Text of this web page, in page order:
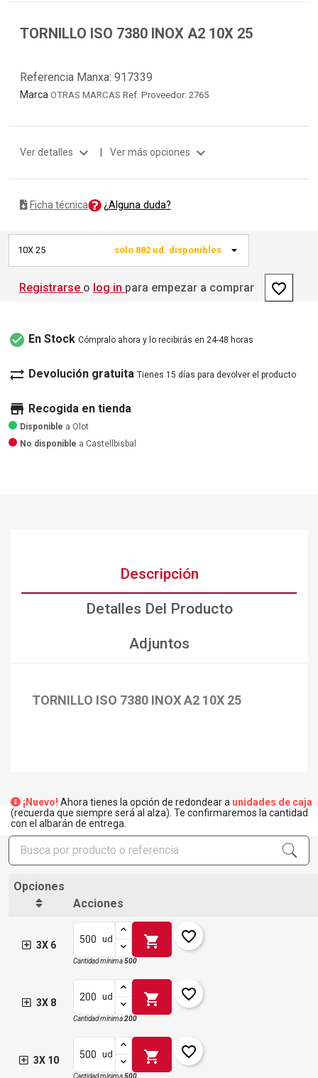
TORNILLO ISO 7380 INOX A2 10X 25
Referencia Manxa: 917339
Marca OTRAS MARCAS Ref. Proveedor: 2765
Ver detalles expand_more | Ver más opciones expand_more
Ficha técnica ¿Alguna duda?
10X 25 solo 882 ud. disponibles
Registrarse o log in para empezar a comprar favorite_border
check_circle En Stock Cómpralo ahora y lo recibirás en 24-48 horas
sync_alt Devolución gratuita Tienes 15 días para devolver el producto
store Recogida en tienda
Disponible a Olot
No disponible a Castellbisbal
Descripción
Detalles Del Producto
Adjuntos
TORNILLO ISO 7380 INOX A2 10X 25
¡Nuevo! Ahora tienes la opción de redondear a unidades de caja
(recuerda que siempre será al alza). Te confirmaremos la cantidad
con el albarán de entrega.
Opciones
Acciones
3X 6
ud shopping_cart favorite_border
Cantidad mínima500
3X 8
ud shopping_cart favorite_border
Cantidad mínima200
3X 10
ud shopping_cart favorite_border
Cantidad mínima500